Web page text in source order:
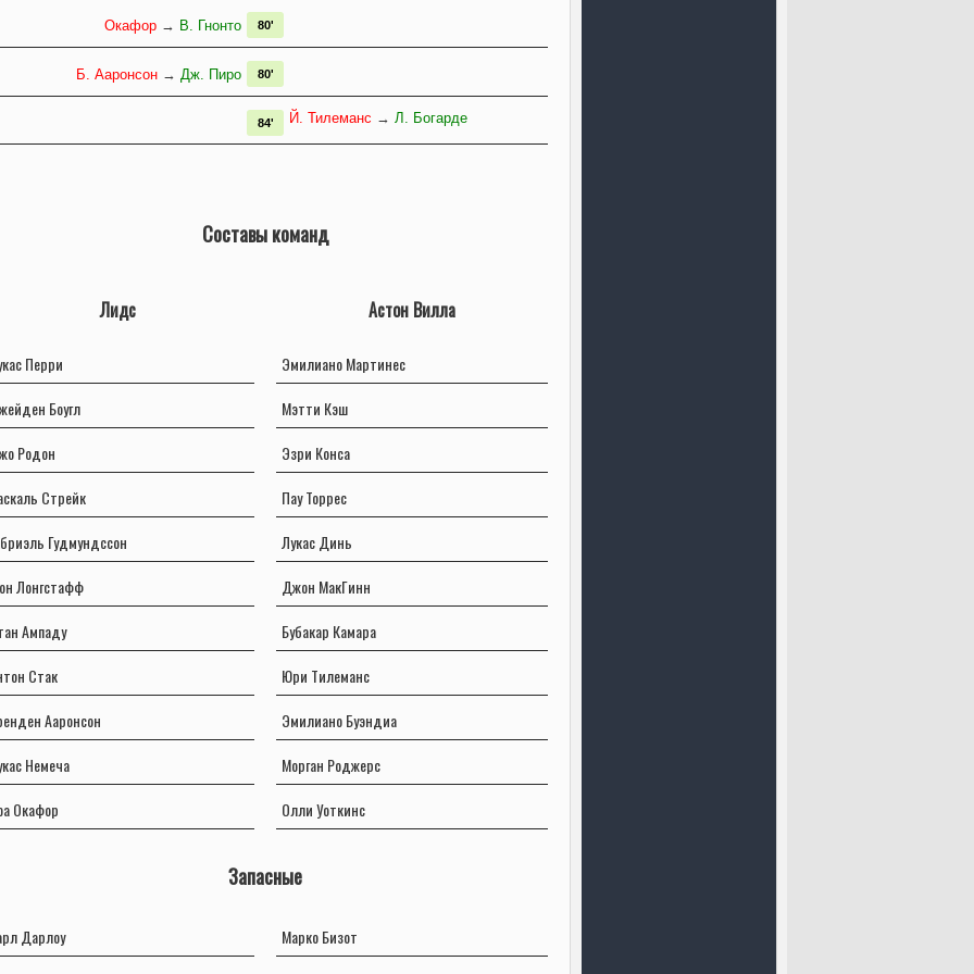
Окафор → В. Гнонто 80'
Б. Ааронсон → Дж. Пиро 80'
Й. Тилеманс → Л. Богарде
84'
Составы команд
Лидс
Перри
Боугл
Родон
Стрейк
Гудмундссон
Лонгстафф
Ампаду
Стак
Ааронсон
Немеча
Окафор
Астон Вилла
Эмилиано Мартинес
Мэтти Кэш
Эзри Конса
Пау Торрес
Лукас Динь
Джон МакГинн
Бубакар Камара
Юри Тилеманс
Эмилиано Буэндиа
Морган Роджерс
Олли Уоткинс
Запасные
Дарлоу
Марко Бизот